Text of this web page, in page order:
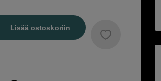
Lisää ostoskoriin